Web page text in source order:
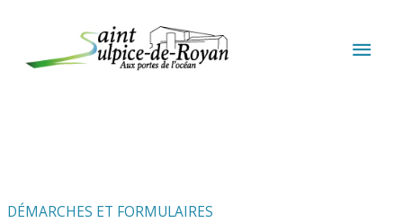
DÉMARCHES ET FORMULAIRES